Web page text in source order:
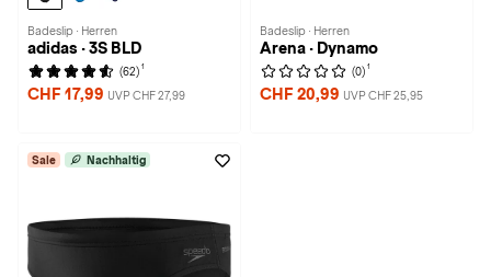
Badeslip · Herren
adidas · 3S BLD
(62) 1
CHF 17,99 UVP CHF 27,99
Badeslip · Herren
Arena · Dynamo
(0) 1
CHF 20,99 UVP CHF 25,95
Sale Nachhaltig